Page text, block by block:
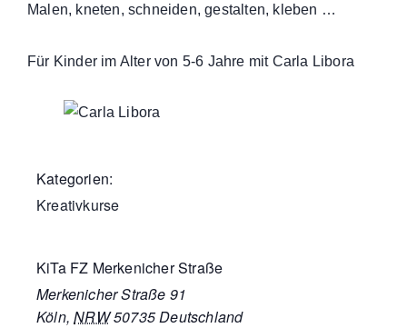
Malen, kneten, schneiden, gestalten, kleben …
Für Kinder im Alter von 5-6 Jahre mit Carla Libora
Kategorien:
Kreativkurse
KiTa FZ Merkenicher Straße
Merkenicher Straße 91
Köln, NRW50735Deutschland